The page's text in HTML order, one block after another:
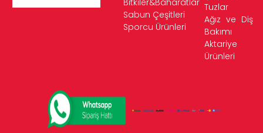
Bitkiler&Baharatlar
Sabun Çeşitleri
Sporcu Ürünleri
Tuzlar
Ağız ve Diş
Bakımı
Aktariye
Ürünleri